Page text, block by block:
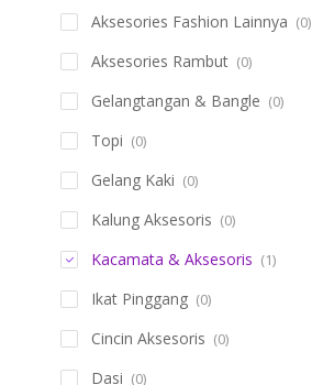
Aksesories Fashion Lainnya (0)
Aksesories Rambut (0)
Gelangtangan & Bangle (0)
Topi (0)
Gelang Kaki (0)
Kalung Aksesoris (0)
Kacamata & Aksesoris (1)
Ikat Pinggang (0)
Cincin Aksesoris (0)
Dasi (0)